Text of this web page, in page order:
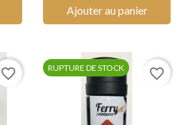
Ajouter au panier
favorite_border RUPTURE DE STOCK favorite_border